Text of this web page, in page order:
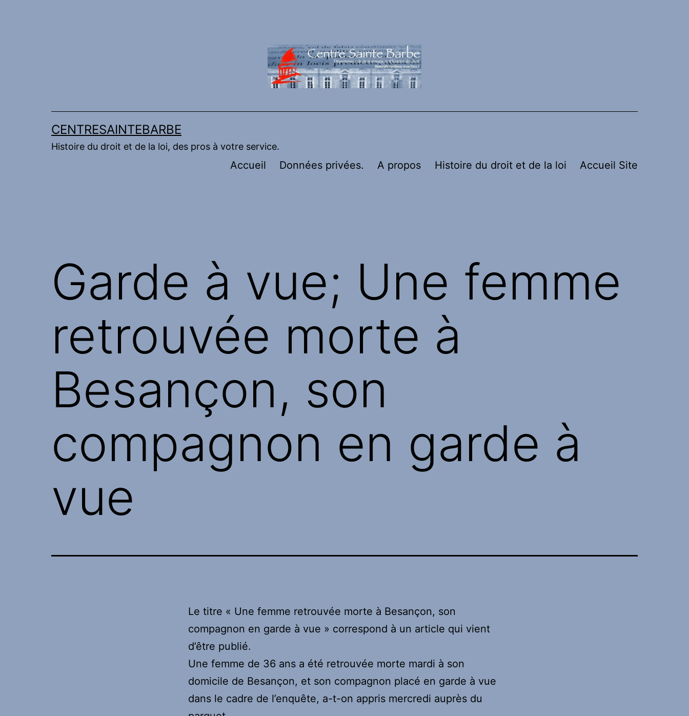
CENTRESAINTEBARBE
Histoire du droit et de la loi, des pros à votre service.
Accueil Données privées. A propos Histoire du droit et de la loi Accueil Site
Garde à vue; Une femme
retrouvée morte à
Besançon, son
compagnon en garde à
vue
Le titre « Une femme retrouvée morte à Besançon, son
compagnon en garde à vue » correspond à un article qui vient
d’être publié.
Une femme de 36 ans a été retrouvée morte mardi à son
domicile de Besançon, et son compagnon placé en garde à vue
dans le cadre de l’enquête, a-t-on appris mercredi auprès du